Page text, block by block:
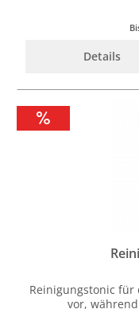
Details
Reinigungstonic
vor,